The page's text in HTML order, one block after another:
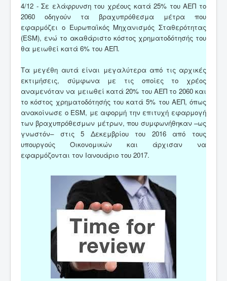
4/12 - Σε ελάφρυνση του χρέους κατά 25% του ΑΕΠ το
2060 οδηγούν τα βραχυπρόθεσμα μέτρα που
εφαρμόζει ο Ευρωπαϊκός Μηχανισμός Σταθερότητας
(ESM), ενώ το ακαθάριστο κόστος χρηματοδότησής του
θα μειωθεί κατά 6% του ΑΕΠ.
Τα μεγέθη αυτά είναι μεγαλύτερα από τις αρχικές
εκτιμήσεις, σύμφωνα με τις οποίες το χρέος
αναμενόταν να μειωθεί κατά 20% του ΑΕΠ το 2060 και
το κόστος χρηματοδότησής του κατά 5% του ΑΕΠ, όπως
ανακοίνωσε ο ESM, με αφορμή την επιτυχή εφαρμογή
των βραχυπρόθεσμων μέτρων, που συμφωνήθηκαν –ως
γνωστόν– στις 5 Δεκεμβρίου του 2016 από τους
υπουργούς Οικονομικών και άρχισαν να
εφαρμόζονται τον Ιανουάριο του 2017.